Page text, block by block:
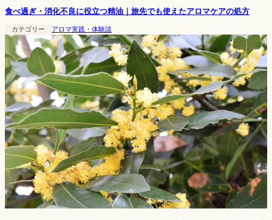
食べ過ぎ・消化不良に役立つ精油｜旅先でも使えたアロマケアの処方
カテゴリー アロマ実践・体験談